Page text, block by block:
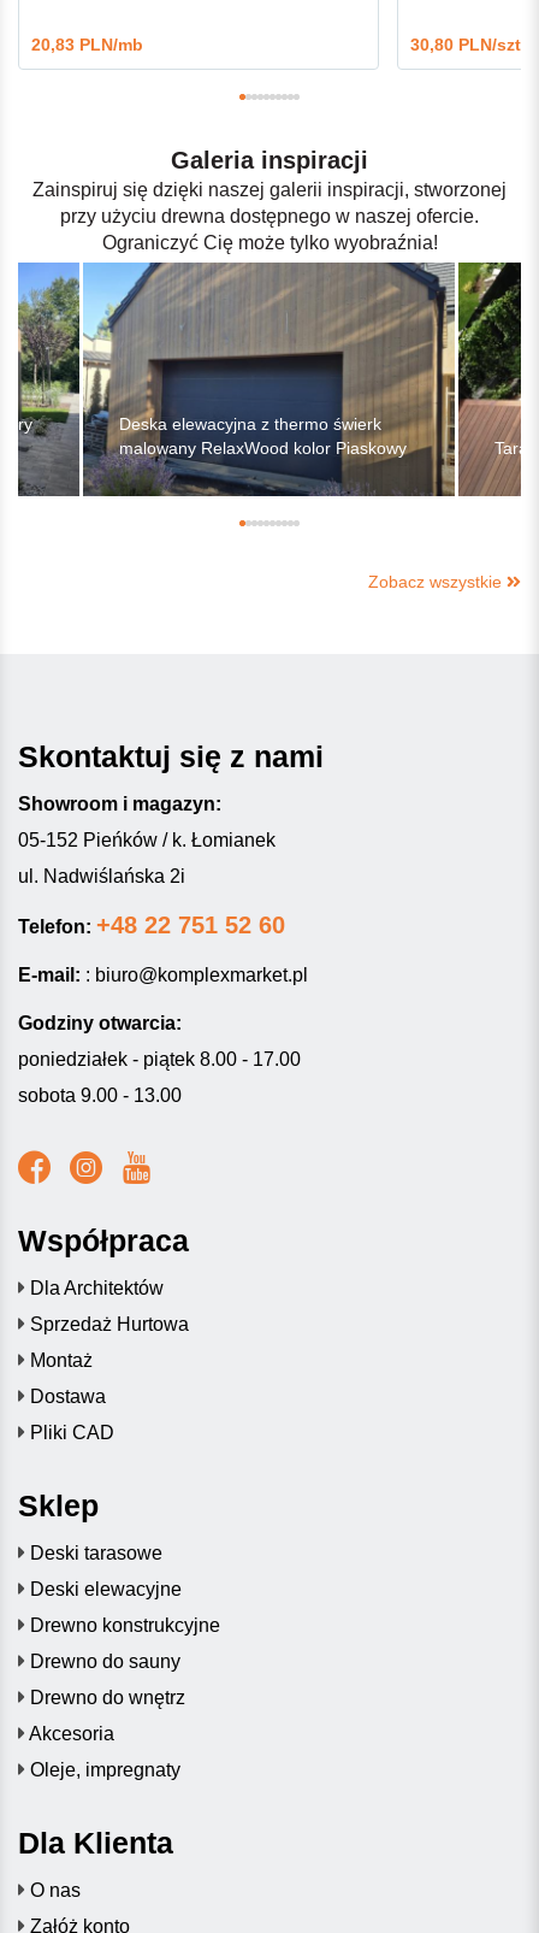
20,83 PLN/mb 30,80 PLN/szt.
Galeria inspiracji
Zainspiruj się dzięki naszej galerii inspiracji, stworzonej
przy użyciu drewna dostępnego w naszej ofercie.
Ograniczyć Cię może tylko wyobraźnia!
Deska elewacyjna z thermo świerk
malowany RelaxWood kolor Piaskowy
Zobacz wszystkie
Skontaktuj się z nami
Showroom i magazyn:
05-152 Pieńków / k. Łomianek
ul. Nadwiślańska 2i
Telefon: +48 22 751 52 60
E-mail: : biuro@komplexmarket.pl
Godziny otwarcia:
poniedziałek - piątek 8.00 - 17.00
sobota 9.00 - 13.00
Współpraca
Dla Architektów
Sprzedaż Hurtowa
Montaż
Dostawa
Pliki CAD
Sklep
Deski tarasowe
Deski elewacyjne
Drewno konstrukcyjne
Drewno do sauny
Drewno do wnętrz
Akcesoria
Oleje, impregnaty
Dla Klienta
O nas
Załóż konto